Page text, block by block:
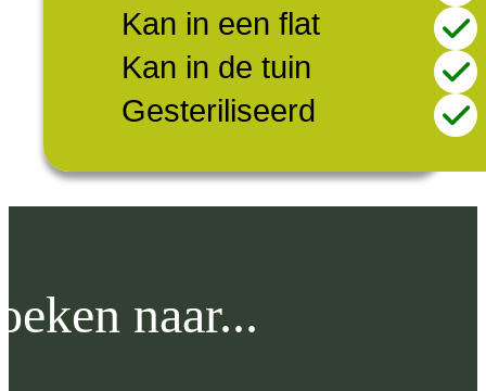
Kan in een flat
Kan in de tuin
Gesteriliseerd
naar...